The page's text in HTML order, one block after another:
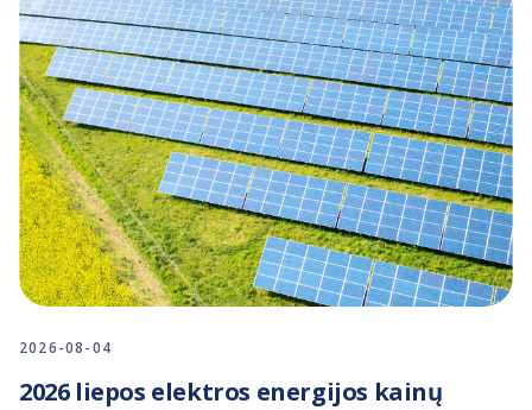
2026-08-04
2026 liepos elektros energijos kainų